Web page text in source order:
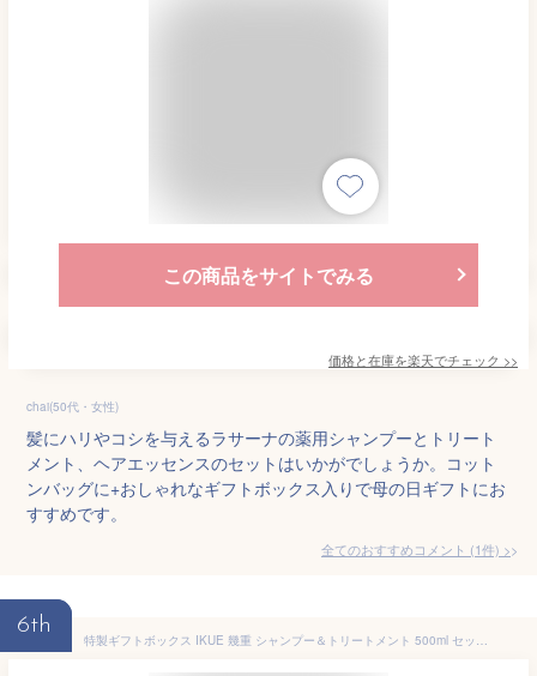
この商品をサイトでみる
価格と在庫を楽天でチェック >>
chai(50代・女性)
髪にハリやコシを与えるラサーナの薬用シャンプーとトリート
メント、ヘアエッセンスのセットはいかがでしょうか。コット
ンバッグに+おしゃれなギフトボックス入りで母の日ギフトにお
すすめです。
全てのおすすめコメント (1件) >
6th
特製ギフトボックス IKUE 幾重 シャンプー＆トリートメント 500ml セット 清楚で柔らかいホワイトリリーの香り ギフトセット 女性 いい香り 敏感肌 シャンプートリートメント